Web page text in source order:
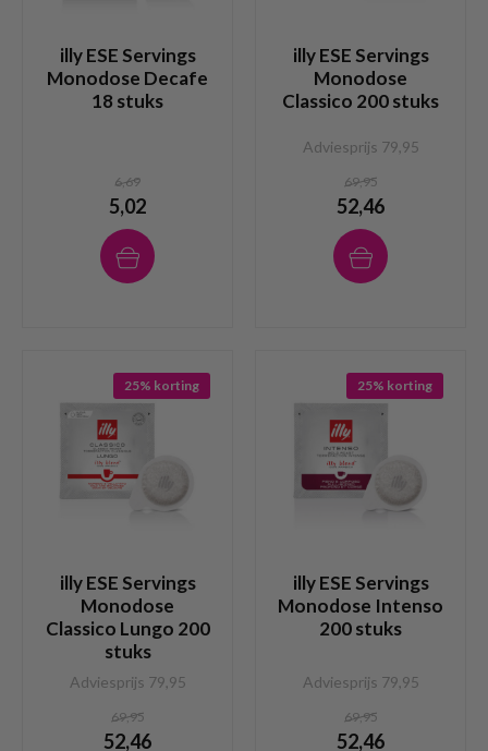
illy ESE Servings
Monodose Decafe
18 stuks
6,69
5,02
illy ESE Servings
Monodose
Classico 200 stuks
Adviesprijs 79,95
69,95
52,46
25% korting
illy ESE Servings
Monodose
Classico Lungo 200
stuks
Adviesprijs 79,95
69,95
52,46
25% korting
illy ESE Servings
Monodose Intenso
200 stuks
Adviesprijs 79,95
69,95
52,46